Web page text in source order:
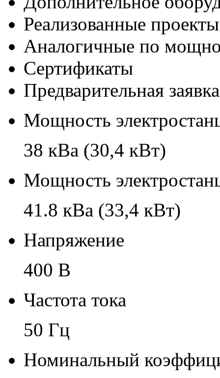
Реализованные проекты
Аналогичные по
Сертификаты
Предварительная заявка
Мощность
38 кВа (30,4 кВт)
Мощность
41.8 кВа (33,4 кВт)
Напряжение
400 В
Частота тока
50 Гц
Номинальный